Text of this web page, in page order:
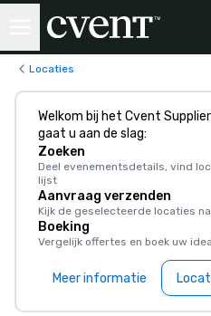
Locaties
Welkom bij het Cvent
gaat u aan de slag:
Zoeken
Deel evenementsdetails, vind
lijst
Aanvraag verzenden
Kijk de geselecteerde locaties
Boeking
Vergelijk offertes en boek uw
Meer informatie